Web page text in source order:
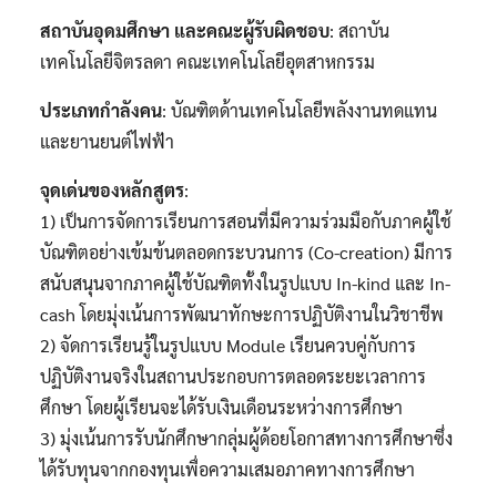
สถาบันอุดมศึกษา และคณะผู้รับผิดชอบ: สถาบัน
เทคโนโลยีจิตรลดา คณะเทคโนโลยีอุตสาหกรรม
ประเภทกำลังคน: บัณฑิตด้านเทคโนโลยีพลังงานทดแทน
และยานยนต์ไฟฟ้า
จุดเด่นของหลักสูตร:
1) เป็นการจัดการเรียนการสอนที่มีความร่วมมือกับภาคผู้ใช้
บัณฑิตอย่างเข้มข้นตลอดกระบวนการ (Co-creation) มีการ
สนับสนุนจากภาคผู้ใช้บัณฑิตทั้งในรูปแบบ In-kind และ In-
cash โดยมุ่งเน้นการพัฒนาทักษะการปฏิบัติงานในวิชาชีพ
2) จัดการเรียนรู้ในรูปแบบ Module เรียนควบคู่กับการ
ปฏิบัติงานจริงในสถานประกอบการตลอดระยะเวลาการ
ศึกษา โดยผู้เรียนจะได้รับเงินเดือนระหว่างการศึกษา
3) มุ่งเน้นการรับนักศึกษากลุ่มผู้ด้อยโอกาสทางการศึกษาซึ่ง
ได้รับทุนจากกองทุนเพื่อความเสมอภาคทางการศึกษา